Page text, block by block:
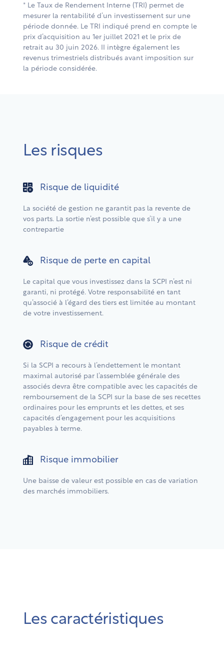
* Le Taux de Rendement Interne (TRI) permet de
mesurer la rentabilité d’un investissement sur une
période donnée. Le TRI indiqué prend en compte le
prix d’acquisition au 1er juillet 2021 et le prix de
retrait au 30 juin 2026. II intègre également les
revenus trimestriels distribués avant imposition sur
la période considérée.
Les risques
Risque de liquidité
La société de gestion ne garantit pas la revente de
vos parts. La sortie n’est possible que s’il y a une
contrepartie
Risque de perte en capital
Le capital que vous investissez dans la SCPI n’est ni
garanti, ni protégé. Votre responsabilité en tant
qu’associé à l’égard des tiers est limitée au montant
de votre investissement.
Risque de crédit
Si la SCPI a recours à l’endettement le montant
maximal autorisé par l’assemblée générale des
associés devra être compatible avec les capacités de
remboursement de la SCPI sur la base de ses recettes
ordinaires pour les emprunts et les dettes, et ses
capacités d’engagement pour les acquisitions
payables à terme.
Risque immobilier
Une baisse de valeur est possible en cas de variation
des marchés immobiliers.
Les caractéristiques